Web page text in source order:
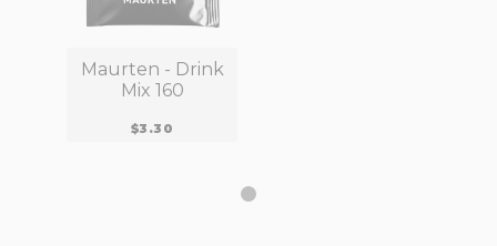
Maurten - Drink
Mix 160
$3.30